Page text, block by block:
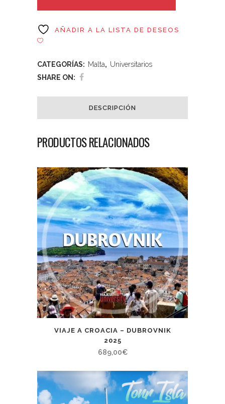
AÑADIR A LA LISTA DE DESEOS
CATEGORÍAS: Malta, Universitarios
SHARE ON:
DESCRIPCIÓN
PRODUCTOS RELACIONADOS
VIAJE A CROACIA – DUBROVNIK
2025
689,00€